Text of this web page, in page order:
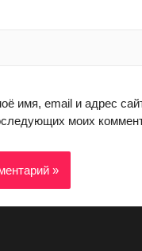
имя, email и адрес
моих